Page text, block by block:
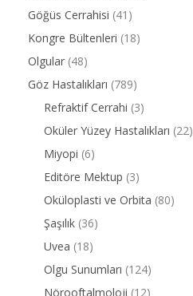
Göğüs Cerrahisi (41)
Kongre Bültenleri (18)
Olgular (48)
Göz Hastalıkları (789)
Refraktif Cerrahi (3)
Oküler Yüzey Hastalıkları (22)
Miyopi (6)
Editöre Mektup (3)
Oküloplasti ve Orbita (80)
Şaşılık (36)
Uvea (18)
Olgu Sunumları (124)
Nörooftalmoloji (12)